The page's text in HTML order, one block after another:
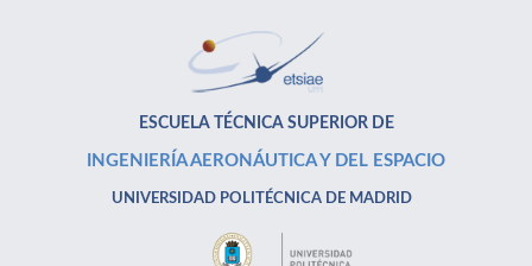
ESCUELA TÉCNICA SUPERIOR DE
INGENIERÍA AERONÁUTICA Y DEL ESPACIO
UNIVERSIDAD POLITÉCNICA DE MADRID